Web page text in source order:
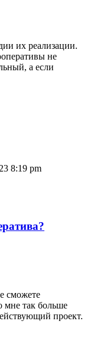
их реализации.
не
а если
8:19 pm
сможете
мне так больше
проект.